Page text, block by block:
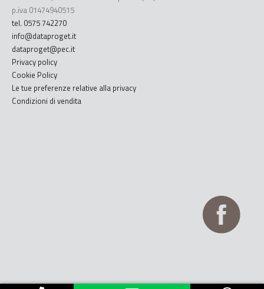
p.iva 01474940515
tel. 0575 742270
info@dataproget.it
dataproget@pec.it
Privacy policy
Cookie Policy
Le tue preferenze relative alla privacy
Condizioni di vendita